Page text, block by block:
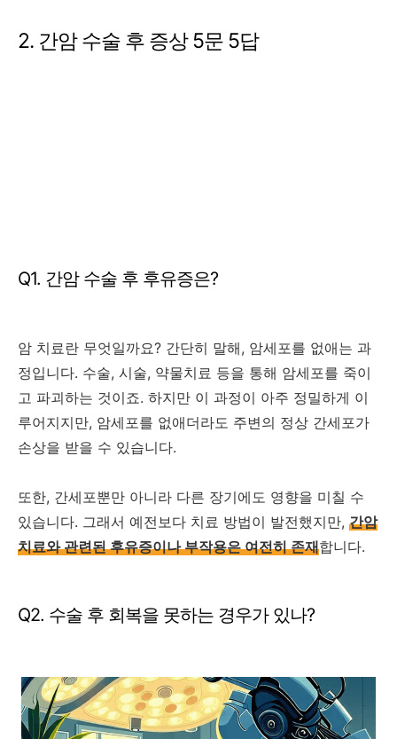
2. 간암 수술 후 증상 5문 5답
Q1. 간암 수술 후 후유증은?
암 치료란 무엇일까요? 간단히 말해, 암세포를 없애는 과
정입니다. 수술, 시술, 약물치료 등을 통해 암세포를 죽이
고 파괴하는 것이죠. 하지만 이 과정이 아주 정밀하게 이
루어지지만, 암세포를 없애더라도 주변의 정상 간세포가
손상을 받을 수 있습니다.
또한, 간세포뿐만 아니라 다른 장기에도 영향을 미칠 수
있습니다. 그래서 예전보다 치료 방법이 발전했지만, 간암
치료와 관련된 후유증이나 부작용은 여전히 존재합니다.
Q2. 수술 후 회복을 못하는 경우가 있나?